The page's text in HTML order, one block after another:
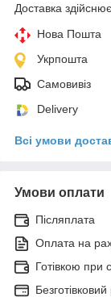
Доставка
Нова Пошта
Укрпошта
Самовивіз
Delivery
Всі умови
Умови оплати
Післяплата
Оплата на
Готівкою при